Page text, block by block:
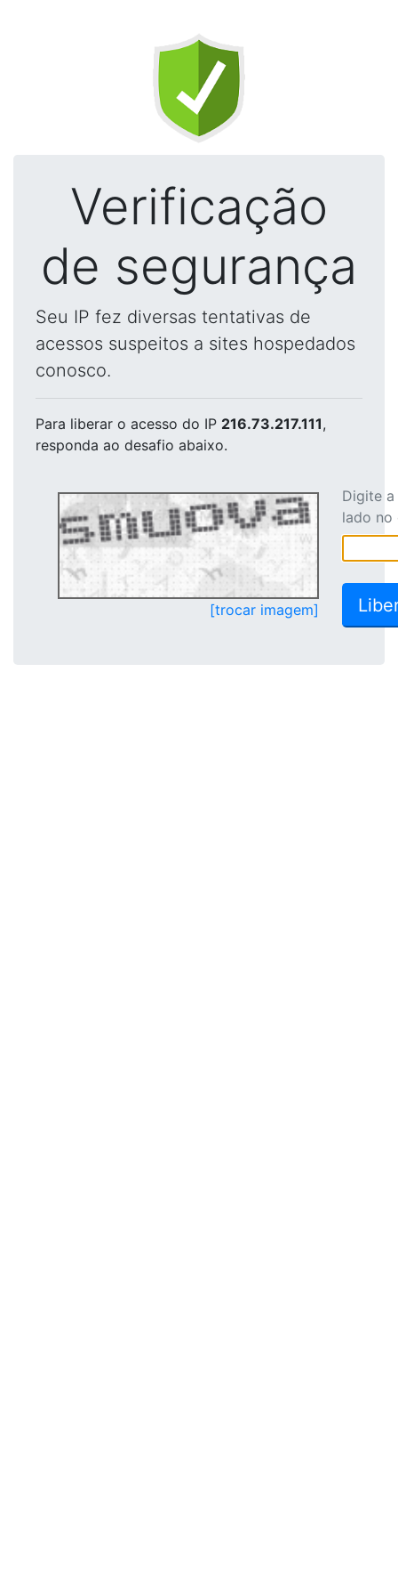
Verificação
de segurança
Seu IP fez diversas tentativas de
acessos suspeitos a sites hospedados
conosco.
Para liberar o acesso do IP 216.73.217.111,
responda ao desafio abaixo.
[trocar imagem]
Digite
lado no